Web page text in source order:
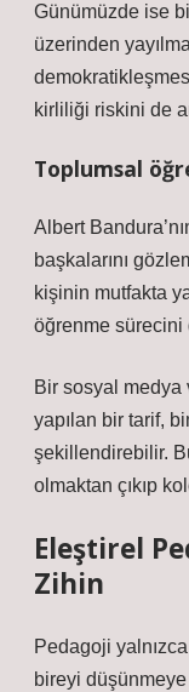
Günümüzde ise
üzerinden
kirliliği riskini de
Toplumsal
Albert
başkalarını
kişinin mutfakta
öğrenme sürecini
Bir sosyal
yapılan bir tarif,
şekillendirebilir.
olmaktan çıkıp
Eleştirel
Zihin
Pedagoji
bireyi